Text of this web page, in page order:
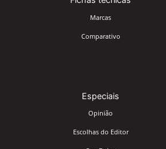
Marcas
Comparativo
Especiais
Opinião
Escolhas do Editor